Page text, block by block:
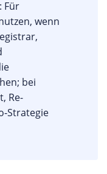
Für
wenn
bei
Re-